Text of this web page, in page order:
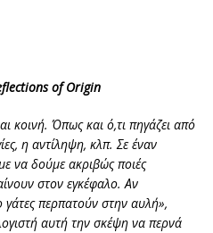
of Origin
κοινή. Όπως και ό,τι πηγάζει από
η αντίληψη, κλπ. Σε έναν
να δούμε ακριβώς ποιές
στον εγκέφαλο. Αν
περπατούν στην αυλή»,
αυτή την σκέψη να περνά